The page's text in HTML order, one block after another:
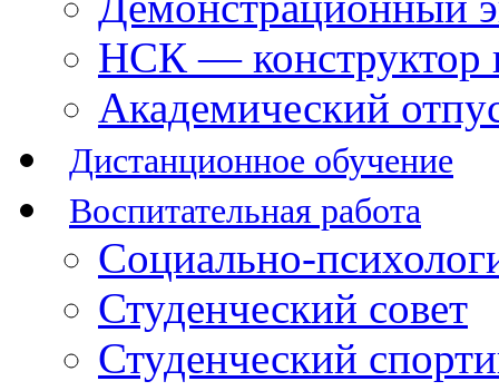
НСК — конструктор
Академический
Дистанционное обучение
Воспитательная работа
Социально-
Студенческий совет
Студенческий